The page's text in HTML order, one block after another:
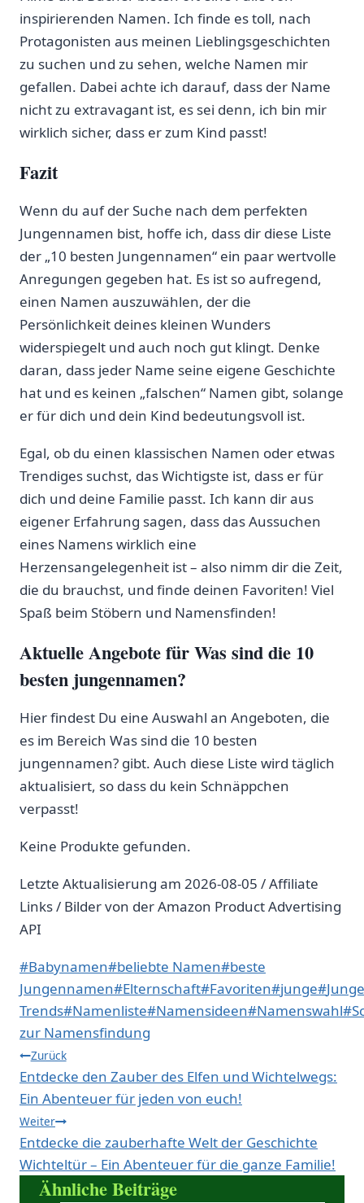
inspirierenden Namen.​ Ich finde ⁤es toll, nach
Protagonisten aus meinen Lieblingsgeschichten
zu‍ suchen und zu ⁣sehen, welche Namen mir
gefallen.⁣ Dabei ⁣achte ich‌ darauf, ‌dass der ⁢Name
nicht zu extravagant ist, es sei denn,​ ich bin mir
wirklich sicher,‍ dass ⁢er ⁤zum Kind passt! ‍
Fazit
Wenn du auf der Suche ‍nach dem​ perfekten
Jungennamen bist, hoffe ⁢ich, dass⁤ dir diese Liste
der ⁣„10 besten Jungennamen“ ein paar ⁣wertvolle
Anregungen‌ gegeben hat. ⁢Es‌ ist⁢ so aufregend,
einen Namen auszuwählen, der‍ die
Persönlichkeit ‍deines kleinen ‌Wunders
widerspiegelt und auch noch gut klingt. Denke
daran, ⁤dass jeder‌ Name seine eigene Geschichte
hat und es​ keinen „falschen“ Namen gibt, solange
er‍ für ​dich und⁣ dein⁣ Kind‌ bedeutungsvoll ​ist.
Egal, ob du einen klassischen ​Namen oder etwas
Trendiges suchst,⁤ das Wichtigste ​ist, dass er für
dich und deine Familie passt. Ich kann⁣ dir aus
eigener Erfahrung sagen,​ dass das Aussuchen
eines Namens wirklich eine
Herzensangelegenheit ist – also nimm dir die Zeit,
die du‌ brauchst, und finde​ deinen Favoriten! Viel
Spaß ‍beim Stöbern​ und Namensfinden!
Aktuelle Angebote für Was sind die 10
besten jungennamen?
Hier findest Du eine Auswahl an Angeboten, die
es im Bereich Was sind die 10 besten
jungennamen? gibt. Auch diese Liste wird täglich
aktualisiert, so dass du kein Schnäppchen
verpasst!
Keine Produkte gefunden.
Letzte Aktualisierung am 2026-08-05 / Affiliate
Links / Bilder von der Amazon Product Advertising
API
Schlagworte:
#Babynamen#beliebte Namen#beste
Jungennamen#Elternschaft#Favoriten#junge#
Trends#Namenliste#Namensideen#Namenswahl#
zur Namensfindung
Beitragsnavigation
Zurück
Entdecke den Zauber des Elfen und Wichtelwegs:
Ein Abenteuer für jeden von euch!
Weiter
Entdecke die zauberhafte Welt der Geschichte
Wichteltür – Ein Abenteuer für die ganze Familie!
Ähnliche Beiträge